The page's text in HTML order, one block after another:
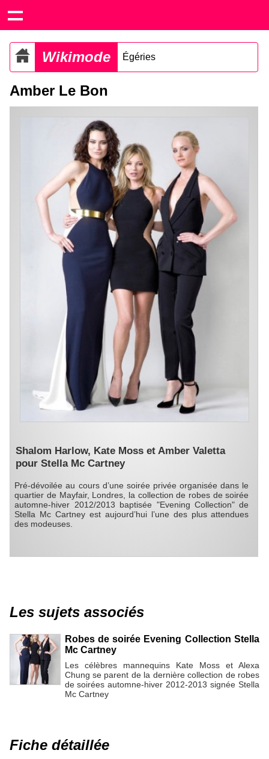
Wikimode Égéries
Amber Le Bon
Shalom Harlow, Kate Moss et Amber Valetta
pour Stella Mc Cartney
Pré-dévoilée au cours d’une soirée privée organisée dans le
quartier de Mayfair, Londres, la collection de robes de soirée
automne-hiver 2012/2013 baptisée "Evening Collection" de
Stella Mc Cartney est aujourd’hui l’une des plus attendues
des modeuses.
Les sujets associés
Robes de soirée Evening Collection Stella
Mc Cartney
Les célèbres mannequins Kate Moss et Alexa
Chung se parent de la dernière collection de robes
de soirées automne-hiver 2012-2013 signée Stella
Mc Cartney
Fiche détaillée